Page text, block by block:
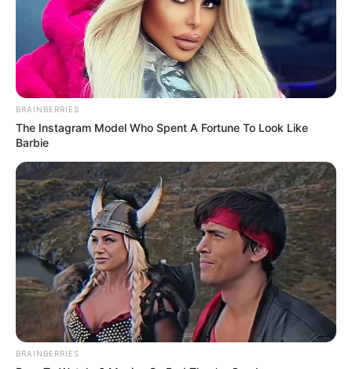
BRAINBERRIES
The Instagram Model Who Spent A Fortune To Look Like
Barbie
BRAINBERRIES